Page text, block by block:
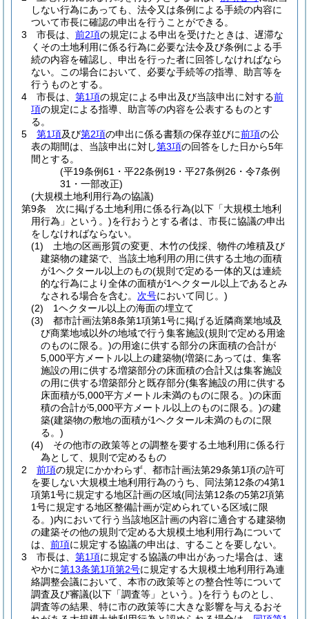
しない行為にあっても、法令又は条例による手続の内容に
ついて市長に確認の申出を行うことができる。
3
市長は、 前2項の規定による申出を受けたときは、遅滞な
くその土地利用に係る行為に必要な法令及び条例による手
続の内容を確認し、申出を行った者に回答しなければなら
ない。
この場合において、必要な手続等の指導、助言等を
行うものとする。
4
市長は、 第1項の規定による申出及び当該申出に対する前
項の規定による指導、助言等の内容を公表するものとす
る。
5
第1項及び第2項の申出に係る書類の保存並びに前項の公
表の期間は、当該申出に対し第3項の回答をした日から5年
間とする。
(平19条例61・平22条例19・平27条例26・令7条例
31・一部改正)
(大規模土地利用行為の協議)
第9条
次に掲げる土地利用に係る行為(以下「大規模土地利
用行為」という。)を行おうとする者は、市長に協議の申出
をしなければならない。
(1)
土地の区画形質の変更、木竹の伐採、物件の堆積及び
建築物の建築で、当該土地利用の用に供する土地の面積
が1ヘクタール以上のもの(規則で定める一体的又は連続
的な行為により全体の面積が1ヘクタール以上であるとみ
なされる場合を含む。 次号において同じ。)
(2)
1ヘクタール以上の海面の埋立て
(3)
都市計画法第8条第1項第1号に掲げる近隣商業地域及
び商業地域以外の地域で行う集客施設(規則で定める用途
のものに限る。)の用途に供する部分の床面積の合計が
5,000平方メートル以上の建築物(増築にあっては、集客
施設の用に供する増築部分の床面積の合計又は集客施設
の用に供する増築部分と既存部分(集客施設の用に供する
床面積が5,000平方メートル未満のものに限る。)の床面
積の合計が5,000平方メートル以上のものに限る。)の建
築(建築物の敷地の面積が1ヘクタール未満のものに限
る。)
(4)
その他市の政策等との調整を要する土地利用に係る行
為として、規則で定めるもの
2
前項の規定にかかわらず、都市計画法第29条第1項の許可
を要しない大規模土地利用行為のうち、同法第12条の4第1
項第1号に規定する地区計画の区域(同法第12条の5第2項第
1号に規定する地区整備計画が定められている区域に限
る。)内において行う当該地区計画の内容に適合する建築物
の建築その他の規則で定める大規模土地利用行為について
は、 前項に規定する協議の申出は、することを要しない。
3
市長は、 第1項に規定する協議の申出があった場合は、速
やかに第13条第1項第2号に規定する大規模土地利用行為連
絡調整会議において、本市の政策等との整合性等について
調査及び審議(以下「調査等」という。)を行うものとし、
調査等の結果、特に市の政策等に大きな影響を与えるおそ